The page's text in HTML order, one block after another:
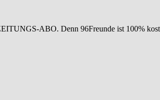
ABO. Denn 96Freunde ist 100%